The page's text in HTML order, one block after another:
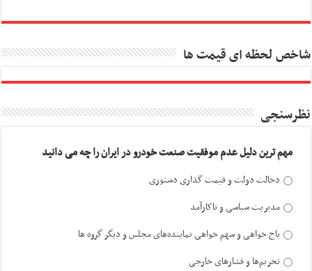
شاخص لحظه ای قیمت ها
نظرسنجی
مهم ترین دلیل عدم موفقیت صنعت خودرو در ایران را چه می دانید
دخالت دولت و قیمت گذاری دستوری
مدیریت سیاسی و ناکارآمد
باج خواهی و سهم خواهی نماینده‌های مجلس و دیگر گروه ها
تحریم‌ها و فشارهای خارجی